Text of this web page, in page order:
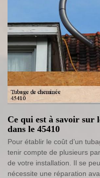
Ce qui est à savoir sur
dans le 45410
Pour établir le coût d’un
tenir compte de plusieurs
de votre installation. Il se
nécessite une réparation